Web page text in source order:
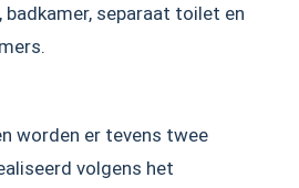
badkamer, separaat toilet en
worden er tevens twee
volgens het